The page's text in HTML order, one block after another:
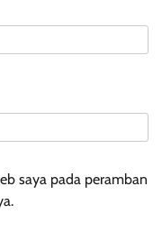
saya pada peramban